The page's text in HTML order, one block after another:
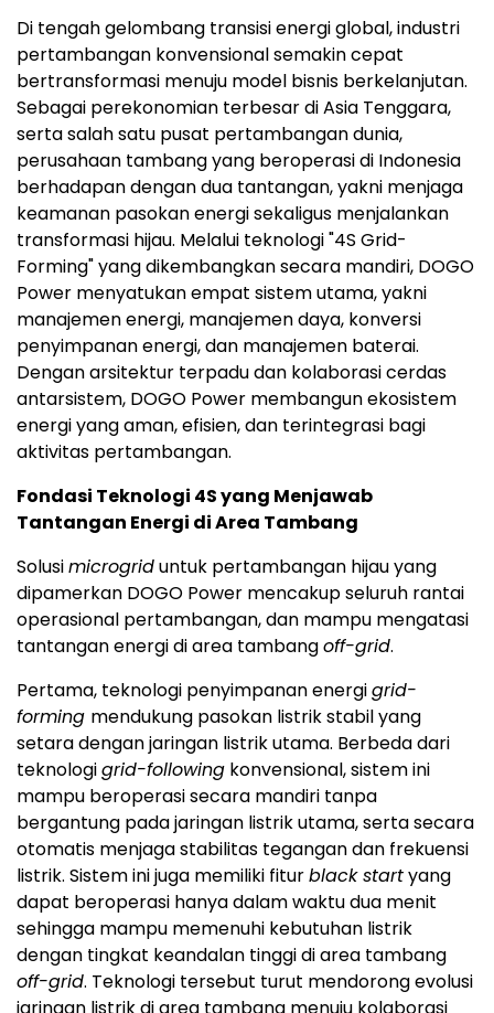
Di tengah gelombang transisi energi global, industri
pertambangan konvensional semakin cepat
bertransformasi menuju model bisnis berkelanjutan.
Sebagai perekonomian terbesar di Asia Tenggara,
serta salah satu pusat pertambangan dunia,
perusahaan tambang yang beroperasi di Indonesia
berhadapan dengan dua tantangan, yakni menjaga
keamanan pasokan energi sekaligus menjalankan
transformasi hijau. Melalui teknologi "4S Grid-
Forming" yang dikembangkan secara mandiri, DOGO
Power menyatukan empat sistem utama, yakni
manajemen energi, manajemen daya, konversi
penyimpanan energi, dan manajemen baterai.
Dengan arsitektur terpadu dan kolaborasi cerdas
antarsistem, DOGO Power membangun ekosistem
energi yang aman, efisien, dan terintegrasi bagi
aktivitas pertambangan.
Fondasi Teknologi 4S yang Menjawab
Tantangan Energi di Area Tambang
Solusimicrogriduntuk pertambangan hijau yang
dipamerkan DOGO Power mencakup seluruh rantai
operasional pertambangan, dan mampu mengatasi
tantangan energi di area tambangoff-grid.
Pertama, teknologi penyimpanan energigrid-
forming mendukung pasokan listrik stabil yang
setara dengan jaringan listrik utama. Berbeda dari
teknologigrid-following konvensional, sistem ini
mampu beroperasi secara mandiri tanpa
bergantung pada jaringan listrik utama, serta secara
otomatis menjaga stabilitas tegangan dan frekuensi
listrik. Sistem ini juga memiliki fiturblack startyang
dapat beroperasi hanya dalam waktu dua menit
sehingga mampu memenuhi kebutuhan listrik
dengan tingkat keandalan tinggi di area tambang
off-grid. Teknologi tersebut turut mendorong evolusi
jaringan listrik di area tambang menuju kolaborasi